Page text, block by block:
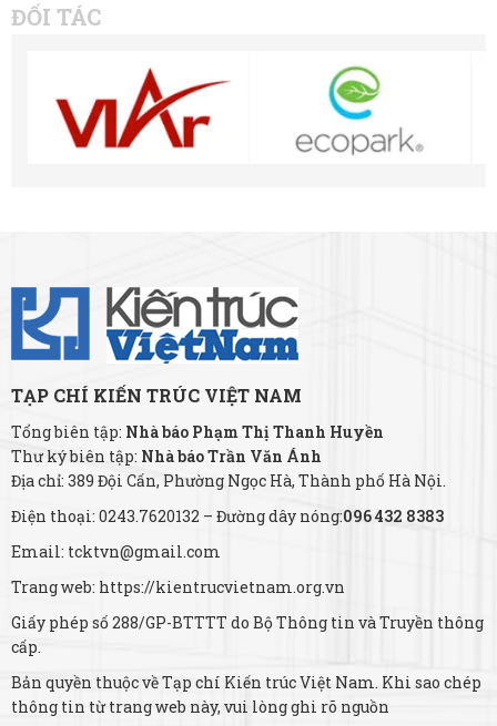
ĐỐI TÁC
TẠP CHÍ KIẾN TRÚC VIỆT NAM
Tổng biên tập: Nhà báo Phạm Thị Thanh Huyền
Thư ký biên tập: Nhà báo Trần Văn Ánh
Địa chỉ: 389 Đội Cấn, Phường Ngọc Hà, Thành phố Hà Nội.
Điện thoại: 0243.7620132 – Đường dây nóng:096 432 8383
Email: tcktvn@gmail.com
Trang web: https://kientrucvietnam.org.vn
Giấy phép số 288/GP-BTTTT do Bộ Thông tin và Truyền thông
cấp.
Bản quyền thuộc về Tạp chí Kiến trúc Việt Nam. Khi sao chép
thông tin từ trang web này, vui lòng ghi rõ nguồn